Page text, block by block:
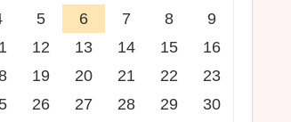
5 6 7 8
9
12 13 14 15
16
19 20 21 22
23
26 27 28 29
30